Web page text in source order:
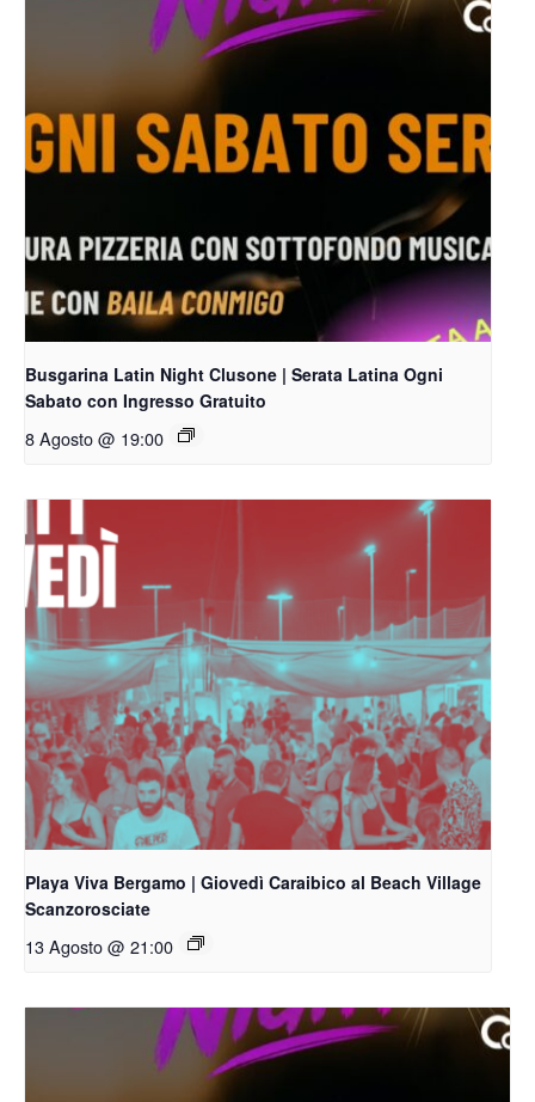
Busgarina Latin Night Clusone | Serata Latina Ogni
Sabato con Ingresso Gratuito
8 Agosto @ 19:00
Playa Viva Bergamo | Giovedì Caraibico al Beach Village
Scanzorosciate
13 Agosto @ 21:00